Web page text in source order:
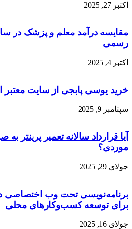
اکتبر 27, 2025
رسمی
اکتبر 4, 2025
خرید یوسی پابجی از سایت معتبر
سپتامبر 9, 2025
آیا قرارداد سالانه تعمیر پرینتر
موردی؟
جولای 29, 2025
برنامه‌نویسی تحت وب اختصاصی
برای توسعه کسب‌وکارهای محلی
جولای 16, 2025